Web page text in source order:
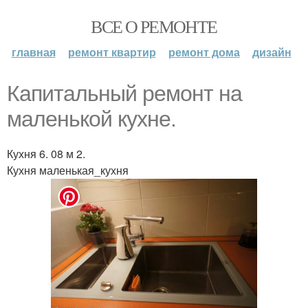
ВСЕ О РЕМОНТЕ
главная ремонт квартир ремонт дома дизайн
Капитальный ремонт на
маленькой кухне.
Кухня 6. 08 м 2.
Кухня маленькая_кухня